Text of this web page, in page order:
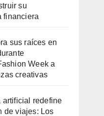
su
financiera
sus raíces en
Week a
creativas
artificial redefine
de viajes: Los